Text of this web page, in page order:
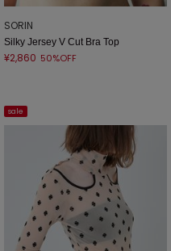
SORIN
Silky Jersey V Cut Bra Top
¥2,860 50%OFF
sale